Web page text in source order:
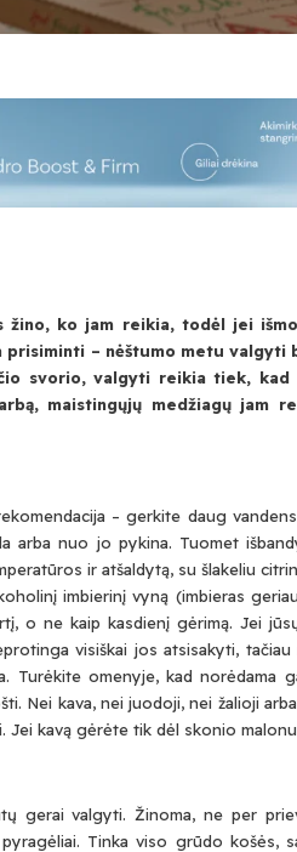
žino, ko jam reikia, todėl jei
prisiminti – nėštumo metu
svorio, valgyti reikia tiek,
maistingųjų medžiagų
– gerkite daug
arba nuo jo pykina. Tuomet
ir atšaldytą, su šlakeliu
imbierinį vyną (imbieras
o ne kaip kasdienį gėrimą. Jei
visiškai jos atsisakyti,
Turėkite omenyje, kad
Nei kava, nei juodoji, nei žalioji
Jei kavą gėrėte tik dėl skonio
gerai valgyti. Žinoma, ne per
Tinka viso grūdo košės,